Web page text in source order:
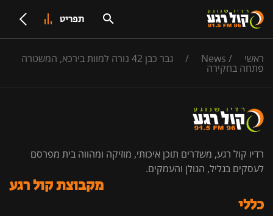
תפריט
ראשי /
News
/ גבר כבן 42 נורה למוות בירכא, המשטרה
פתחה בחקירה
רדיו קול רגע, משדרים תוכן איכותי, מוזיקה ומהווה בית מפרסם
לעסקים בגליל, הגולן והעמקים.
כללי
מקבוצת קול רגע